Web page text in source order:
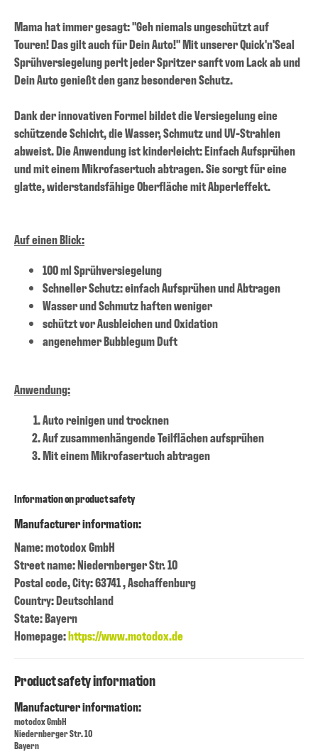
Mama hat immer gesagt: "Geh niemals ungeschützt auf
Touren! Das gilt auch für Dein Auto!" Mit unserer Quick'n'Seal
Sprühversiegelung perlt jeder Spritzer sanft vom Lack ab und
Dein Auto genießt den ganz besonderen Schutz.
Dank der innovativen Formel bildet die Versiegelung eine
schützende Schicht, die Wasser, Schmutz und UV-Strahlen
abweist. Die Anwendung ist kinderleicht: Einfach Aufsprühen
und mit einem Mikrofasertuch abtragen. Sie sorgt für eine
glatte, widerstandsfähige Oberfläche mit Abperleffekt.
Auf einen Blick:
100 ml Sprühversiegelung
Schneller Schutz: einfach Aufsprühen und Abtragen
Wasser und Schmutz haften weniger
schützt vor Ausbleichen und Oxidation
angenehmer Bubblegum Duft
Anwendung:
Auto reinigen und trocknen
Auf zusammenhängende Teilflächen aufsprühen
Mit einem Mikrofasertuch abtragen
Information on product safety
Manufacturer information:
Name: motodox GmbH
Street name: Niedernberger Str. 10
Postal code, City: 63741 , Aschaffenburg
Country: Deutschland
State: Bayern
Homepage:https://www.motodox.de
Product safety information
Manufacturer information:
motodox GmbH
Niedernberger Str. 10
Bayern